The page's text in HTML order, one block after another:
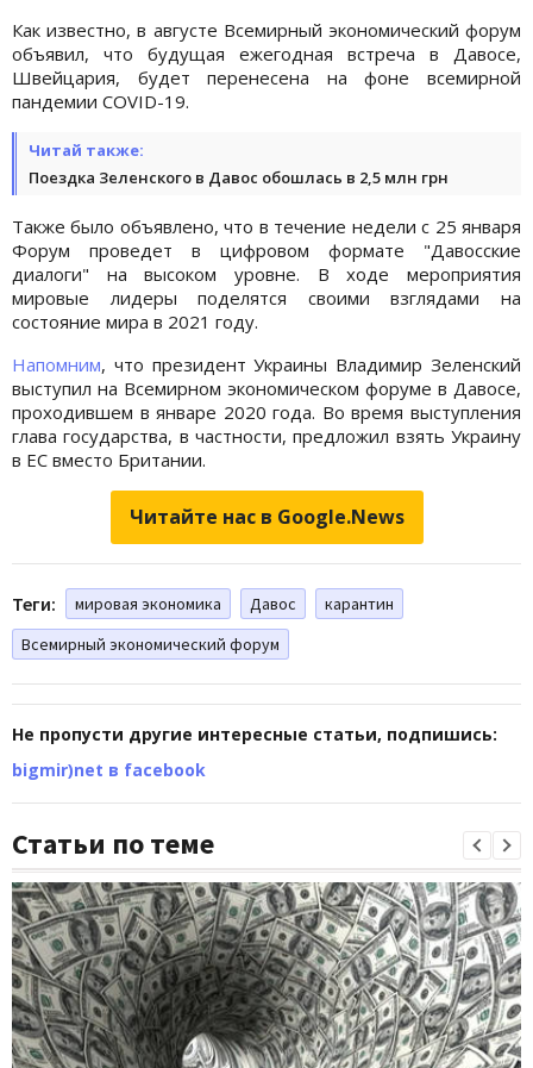
Как известно, в августе Всемирный экономический форум
объявил, что будущая ежегодная встреча в Давосе,
Швейцария, будет перенесена на фоне всемирной
пандемии COVID-19.
Читай также:
Поездка Зеленского в Давос обошлась в 2,5 млн грн
Также было объявлено, что в течение недели с 25 января
Форум проведет в цифровом формате "Давосские
диалоги" на высоком уровне. В ходе мероприятия
мировые лидеры поделятся своими взглядами на
состояние мира в 2021 году.
Напомним, что президент Украины Владимир Зеленский
выступил на Всемирном экономическом форуме в Давосе,
проходившем в январе 2020 года. Во время выступления
глава государства, в частности, предложил взять Украину
в ЕС вместо Британии.
Читайте нас в Google.News
Теги: мировая экономика Давос
карантин
Всемирный экономический форум
Не пропусти другие интересные статьи, подпишись:
bigmir)net в facebook
Статьи по теме